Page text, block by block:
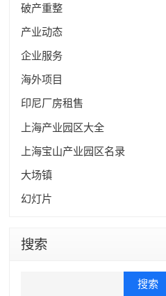
破产重整
产业动态
企业服务
海外项目
印尼厂房租售
上海产业园区大全
上海宝山产业园区名录
大场镇
幻灯片
搜索